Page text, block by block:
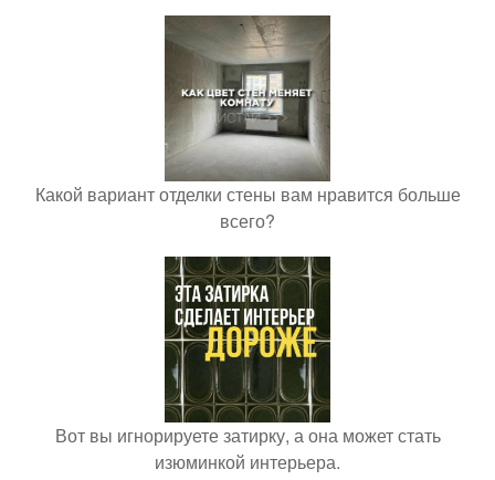
Какой вариант отделки стены вам нравится больше
всего?
Вот вы игнорируете затирку, а она может стать
изюминкой интерьера.